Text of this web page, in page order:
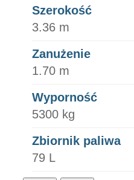
Szerokość
3.36 m
Zanużenie
1.70 m
Wyporność
5300 kg
Zbiornik paliwa
79 L